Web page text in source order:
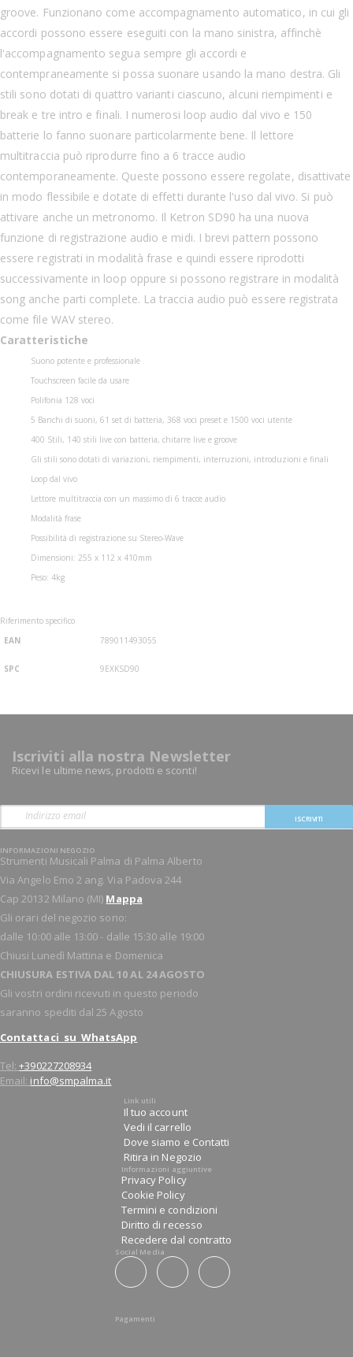
groove. Funzionano come accompagnamento automatico, in cui gli
accordi possono essere eseguiti con la mano sinistra, affinchè
l'accompagnamento segua sempre gli accordi e
contempraneamente si possa suonare usando la mano destra. Gli
stili sono dotati di quattro varianti ciascuno, alcuni riempimenti e
break e tre intro e finali. I numerosi loop audio dal vivo e 150
batterie lo fanno suonare particolarmente bene. Il lettore
multitraccia può riprodurre fino a 6 tracce audio
contemporaneamente. Queste possono essere regolate, disattivate
in modo flessibile e dotate di effetti durante l'uso dal vivo. Si può
attivare anche un metronomo. Il Ketron SD90 ha una nuova
funzione di registrazione audio e midi. I brevi pattern possono
essere registrati in modalità frase e quindi essere riprodotti
successivamente in loop oppure si possono registrare in modalità
song anche parti complete. La traccia audio può essere registrata
come file WAV stereo.
Caratteristiche
Suono potente e professionale
Touchscreen facile da usare
Polifonia 128 voci
5 Banchi di suoni, 61 set di batteria, 368 voci preset e 1500 voci utente
400 Stili, 140 stili live con batteria, chitarre live e groove
Gli stili sono dotati di variazioni, riempimenti, interruzioni, introduzioni e finali
Loop dal vivo
Lettore multitraccia con un massimo di 6 tracce audio
Modalità frase
Possibilità di registrazione su Stereo-Wave
Dimensioni: 255 x 112 x 410mm
Peso: 4kg
Riferimento specifico
EAN
789011493055
SPC 9EXKSD90
Iscriviti alla nostra Newsletter
Ricevi le ultime news, prodotti e sconti!
ISCRIVITI
INFORMAZIONI NEGOZIO
Strumenti Musicali Palma di Palma Alberto
Via Angelo Emo 2 ang. Via Padova 244
Cap 20132 Milano (MI) Mappa
Gli orari del negozio sono:
dalle 10:00 alle 13:00 - dalle 15:30 alle 19:00
Chiusi Lunedì Mattina e Domenica
CHIUSURA ESTIVA DAL 10 AL 24 AGOSTO
Gli vostri ordini ricevuti in questo periodo
saranno spediti dal 25 Agosto
Contattaci su WhatsApp
Tel:+390227208934
Email: info@smpalma.it
Link utili
Il tuo account
Vedi il carrello
Dove siamo e Contatti
Ritira in Negozio
Informazioni aggiuntive
Privacy Policy
Cookie Policy
Termini e condizioni
Diritto di recesso
Recedere dal contratto
Social Media
Pagamenti